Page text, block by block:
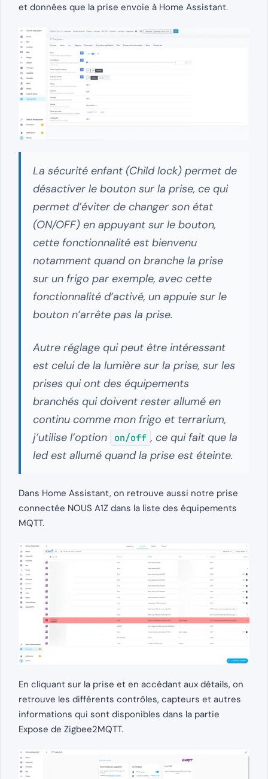
et données que la prise envoie à Home Assistant.
La sécurité enfant (Child lock) permet de
désactiver le bouton sur la prise, ce qui
permet d’éviter de changer son état
(ON/OFF) en appuyant sur le bouton,
cette fonctionnalité est bienvenu
notamment quand on branche la prise
sur un frigo par exemple, avec cette
fonctionnalité d’activé, un appuie sur le
bouton n’arrête pas la prise.
Autre réglage qui peut être intéressant
est celui de la lumière sur la prise, sur les
prises qui ont des équipements
branchés qui doivent rester allumé en
continu comme mon frigo et terrarium,
j’utilise l’option
on/off , ce qui fait que la
led est allumé quand la prise est éteinte.
Dans Home Assistant, on retrouve aussi notre prise
connectée NOUS A1Z dans la liste des équipements
MQTT.
En cliquant sur la prise et en accédant aux détails, on
retrouve les différents contrôles, capteurs et autres
informations qui sont disponibles dans la partie
Expose de Zigbee2MQTT.